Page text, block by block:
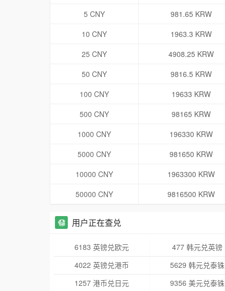
5 CNY
981.65 KRW
10 CNY
1963.3 KRW
25 CNY
4908.25 KRW
50 CNY
9816.5 KRW
100 CNY
19633 KRW
500 CNY
98165 KRW
1000 CNY
196330 KRW
5000 CNY
981650 KRW
10000 CNY
1963300 KRW
50000 CNY
9816500 KRW
用户正在查兑
6183 英镑兑欧元 477 韩元兑英镑
4022 英镑兑港币
5629 韩元兑泰铢
1257 港币兑日元
9356 美元兑泰铢